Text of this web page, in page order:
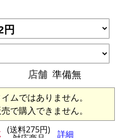
店舗 準備無
ムではありません。
で購入できません。
(送料275円) 詳細